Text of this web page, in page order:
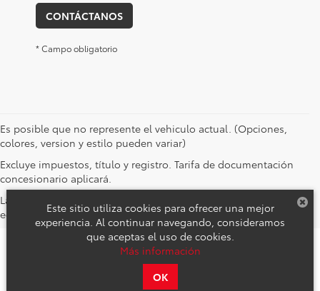
CONTÁCTANOS
* Campo obligatorio
Es posible que no represente el vehiculo actual. (Opciones,
colores, version y estilo pueden variar)
Excluye impuestos, título y registro. Tarifa de documentación
concesionario aplicará.
Las imágenes de stock de vehículos representan solo el nivel de
equipamiento.
Derechos de autor © 2026 por DealerOn Mapa del sitio
CDMX,
Este sitio utiliza cookies para ofrecer una mejor
experiencia. Al continuar navegando, consideramos
que aceptas el uso de cookies.
Más información
OK